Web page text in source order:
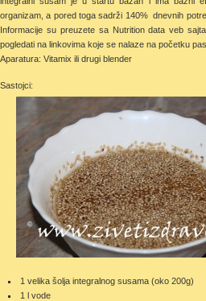
organizam, a pored toga sadrži 140% dnevnih
Informacije su preuzete sa Nutrition data veb
pogledati na linkovima koje se nalaze na početku
Aparatura: Vitamix ili drugi blender
Sastojci:
1 velika šolja integralnog susama (oko 200g)
1 l vode